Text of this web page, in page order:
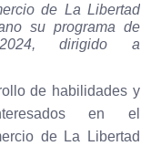
de La Libertad
su programa de
dirigido a
de habilidades y
en el
de La Libertad